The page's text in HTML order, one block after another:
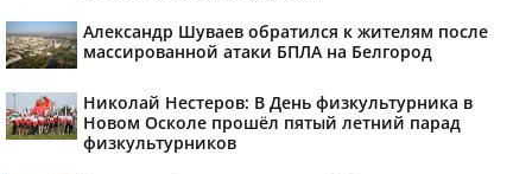
Александр Шуваев обратился к жителям после
массированной атаки БПЛА на Белгород
Николай Нестеров: В День физкультурника в
Новом Осколе прошёл пятый летний парад
физкультурников